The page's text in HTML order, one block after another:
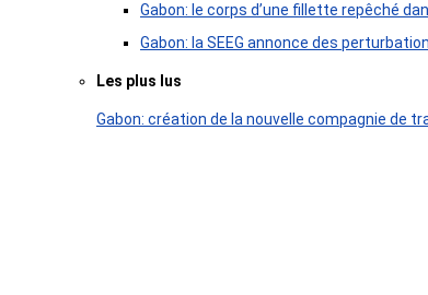
Gabon: le corps d’une fillette repêché
Gabon: la SEEG annonce des
Les plus lus
Gabon: création de la nouvelle compagnie de